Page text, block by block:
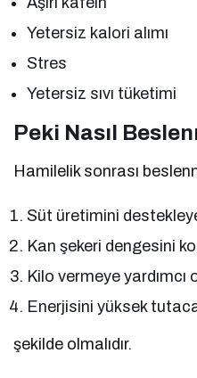
Yetersiz kalori alımı
Stres
Yetersiz sıvı tüketimi
Peki Nasıl
Hamilelik sonrası
Süt üretimini
Kan şekeri dengesini
Kilo vermeye yardımcı
Enerjisini yüksek
şekilde olmalıdır.